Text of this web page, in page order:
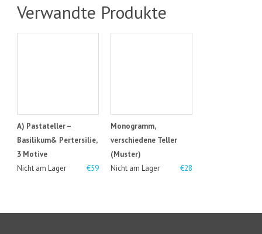
Verwandte Produkte
A) Pastateller –
Basilikum& Pertersilie,
3 Motive
€59
Nicht am Lager
Monogramm,
verschiedene Teller
(Muster)
€28
Nicht am Lager